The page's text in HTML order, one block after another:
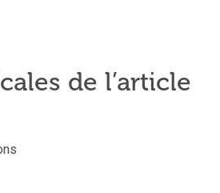
de l’article